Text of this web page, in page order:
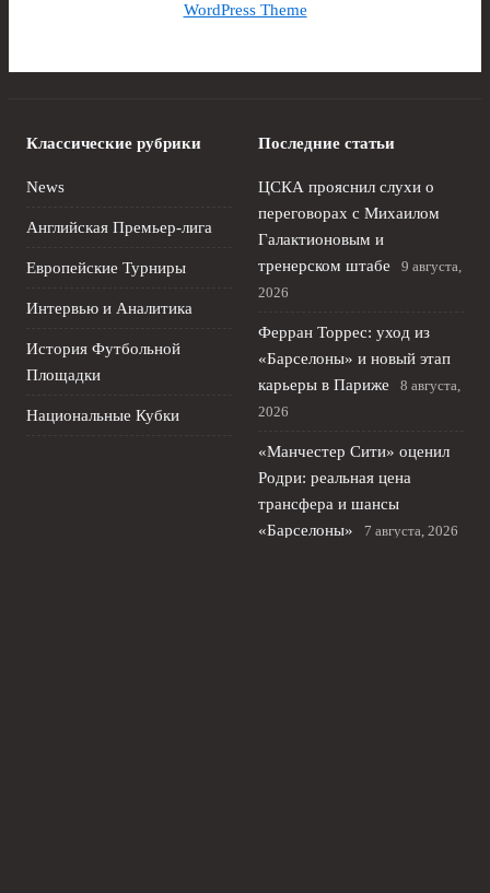
WordPress Theme
Классические рубрики
News
Английская Премьер-лига
Европейские Турниры
Интервью и Аналитика
История Футбольной
Площадки
Национальные Кубки
Последние статьи
ЦСКА прояснил слухи о
переговорах с Михаилом
Галактионовым и
тренерском штабе
9 августа,
2026
Ферран Торрес: уход из
«Барселоны» и новый этап
карьеры в Париже
8 августа,
2026
«Манчестер Сити» оценил
Родри: реальная цена
трансфера и шансы
«Барселоны»
7 августа, 2026